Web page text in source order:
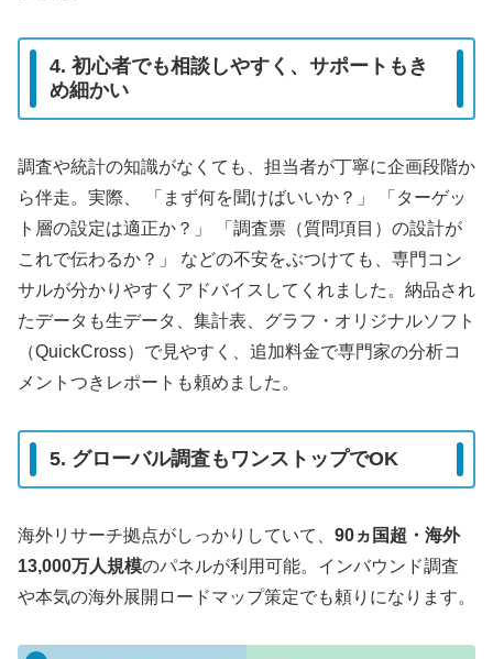
4. 初心者でも相談しやすく、サポートもき
め細かい
調査や統計の知識がなくても、担当者が丁寧に企画段階か
ら伴走。実際、 「まず何を聞けばいいか？」 「ターゲッ
ト層の設定は適正か？」 「調査票（質問項目）の設計が
これで伝わるか？」 などの不安をぶつけても、専門コン
サルが分かりやすくアドバイスしてくれました。納品され
たデータも生データ、集計表、グラフ・オリジナルソフト
（QuickCross）で見やすく、追加料金で専門家の分析コ
メントつきレポートも頼めました。
5. グローバル調査もワンストップでOK
海外リサーチ拠点がしっかりしていて、 90ヵ国超・海外
13,000万人規模のパネルが利用可能。インバウンド調査
や本気の海外展開ロードマップ策定でも頼りになります。